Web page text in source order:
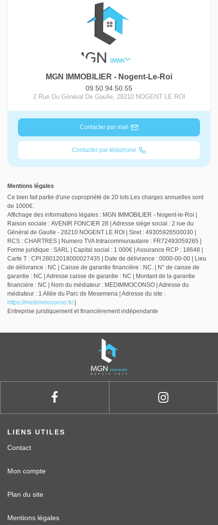
MGN IMMOBILIER - Nogent-Le-Roi
09.50.94.50.55
2 Rue Du Général De Gaulle, 28210 NOGENT LE ROI
Contacter par mail
Contacter par téléphone
Mentions légales
Ce bien fait partie d'une copropriété de 20 lots.Les charges annuelles sont
de 1000€.
Affichage des informations légales : MGN IMMOBILIER - Nogent-le-Roi |
Raison sociale : AVENIR FONCIER 28 | Adresse siège social : 2 rue du
Général de Gaulle - 28210 NOGENT LE ROI | Siret : 49305926500030 |
RCS : CHARTRES | Numero TVA Intracommunautaire : FR72493059265 |
Forme juridique : SARL | Capital social : 1 000€ | Assurance RCP : 18648 |
Carte T : CPI 28012018000027435 | Date de délivrance : 0000-00-00 | Lieu
de délivrance : NC | Caisse de garantie financière : NC. | N° de caisse de
garantie : NC | Adresse caisse de garantie : NC | Montant de la garantie
financière : NC | Nom du médiateur : MEDIMMOCONSO | Adresse du
médiateur : 1 Allée du Parc de Mesemena | Adresse du site :
https://medimmoconso.fr/|
Entreprise juridiquement et financièrement indépendante
LIENS UTILES
Contact
Mon compte
Plan du site
Mentions légales